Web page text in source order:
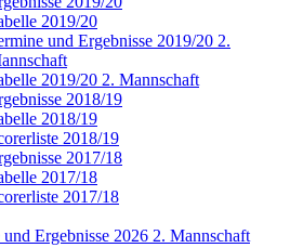
2019/20
und Ergebnisse 2019/20 2.
2019/20 2. Mannschaft
2018/19
2018/19
2018/19
2017/18
2017/18
2017/18
und Ergebnisse 2026 2. Mannschaft